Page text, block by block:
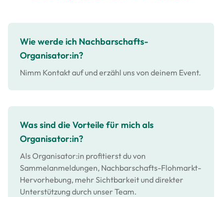
Wie werde ich Nachbarschafts-
Organisator:in?
Nimm Kontakt auf und erzähl uns von deinem Event.
Was sind die Vorteile für mich als
Organisator:in?
Als Organisator:in profitierst du von
Sammelanmeldungen, Nachbarschafts-Flohmarkt-
Hervorhebung, mehr Sichtbarkeit und direkter
Unterstützung durch unser Team.